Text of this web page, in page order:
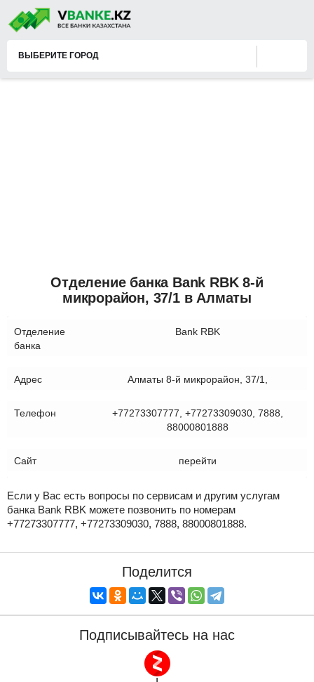
ВЫБЕРИТЕ ГОРОД
Отделение банка Bank RBK 8-й
микрорайон, 37/1 в Алматы
Отделение
банка
Bank RBK
Адрес Алматы 8-й микрорайон, 37/1,
Телефон
+77273307777, +77273309030, 7888,
88000801888
Сайт перейти
Если у Вас есть вопросы по сервисам и другим услугам
банка Bank RBK можете позвонить по номерам
+77273307777, +77273309030, 7888, 88000801888.
Поделится
Подписывайтесь на нас